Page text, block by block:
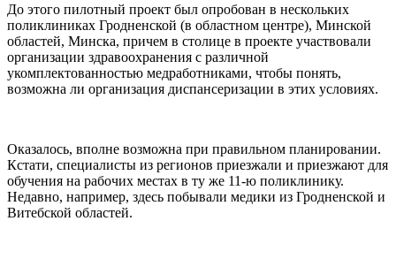
До этого пилотный проект был опробован в нескольких
поликлиниках Гродненской (в областном центре), Минской
областей, Минска, причем в столице в проекте участвовали
организации здравоохранения с различной
укомплектованностью медработниками, чтобы понять,
возможна ли организация диспансеризации в этих условиях.
Оказалось, вполне возможна при правильном планировании.
Кстати, специалисты из регионов приезжали и приезжают для
обучения на рабочих местах в ту же 11-ю поликлинику.
Недавно, например, здесь побывали медики из Гродненской и
Витебской областей.